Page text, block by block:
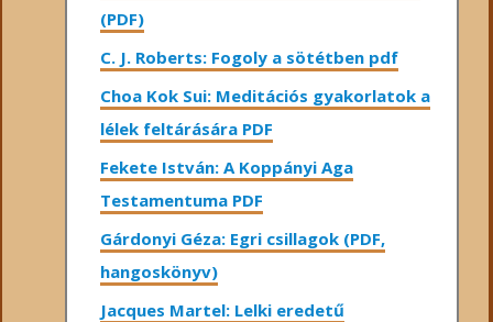
(PDF)
C. J. Roberts: Fogoly a sötétben pdf
Choa Kok Sui: Meditációs gyakorlatok a
lélek feltárására PDF
Fekete István: A Koppányi Aga
Testamentuma PDF
Gárdonyi Géza: Egri csillagok (PDF,
hangoskönyv)
Jacques Martel: Lelki eredetű